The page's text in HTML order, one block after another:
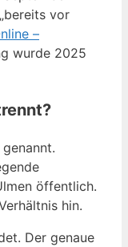
vor
–
wurde 2025
öffentlich.
hin.
Der genaue